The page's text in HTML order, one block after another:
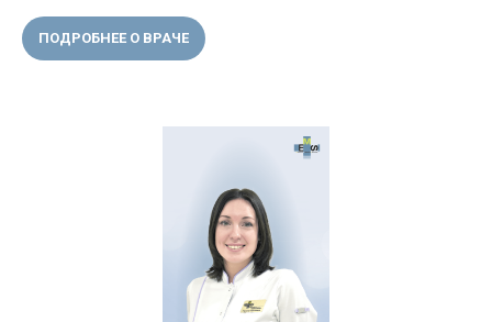
ПОДРОБНЕЕ О ВРАЧЕ